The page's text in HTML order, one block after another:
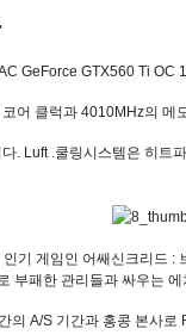
GeForce GTX560 Ti OC
어 클럭과 4010MHz의
. Luft .쿨링시스템은 히
기 게임인 어쌔신크리드
부패한 관리들과 싸우는
의 A/S 기간과 홍콩 본사